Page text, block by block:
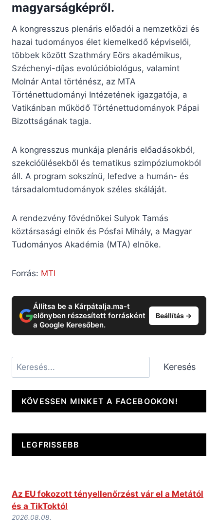
magyarságképről.
A kongresszus plenáris előadói a nemzetközi és
hazai tudományos élet kiemelkedő képviselői,
többek között Szathmáry Eörs akadémikus,
Széchenyi-díjas evolúcióbiológus, valamint
Molnár Antal történész, az MTA
Történettudományi Intézetének igazgatója, a
Vatikánban működő Történettudományok Pápai
Bizottságának tagja.
A kongresszus munkája plenáris előadásokból,
szekcióülésekből és tematikus szimpóziumokból
áll. A program sokszínű, lefedve a humán- és
társadalomtudományok széles skáláját.
A rendezvény fővédnökei Sulyok Tamás
köztársasági elnök és Pósfai Mihály, a Magyar
Tudományos Akadémia (MTA) elnöke.
Forrás: MTI
Állítsa be a Kárpátalja.ma-t
előnyben részesített forrásként
a Google Keresőben.
Beállítás →
Keresés Keresés
KÖVESSEN MINKET A FACEBOOKON!
LEGFRISSEBB
Az EU fokozott tényellenőrzést vár el a Metától
és a TikToktól
2026.08.08.